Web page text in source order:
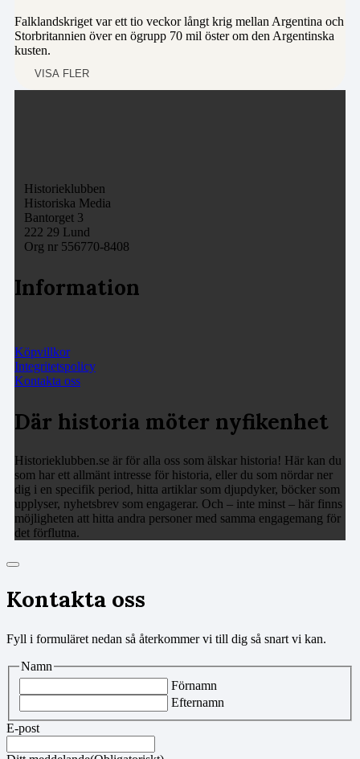
Falklandskriget var ett tio veckor långt krig mellan Argentina och
Storbritannien över en ögrupp 70 mil öster om den Argentinska
kusten.
VISA FLER
Historieklubben
Historiska Media
Bantorget 3
222 29 Lund
Org nr 556770-8408
Information
Köpvillkor
Integritetspolicy
Kontakta oss
Där historia möter nyfikenhet
Historieklubben.se är för alla oss som älskar historia! Här kan du
som har ett allmänt intresse för historia, eller du som nördar ner
dig i en specifik period, hitta artiklar som djupdyker, böcker som
upplyser, nyhetsbrev som engagerar. Och – inte minst – här finns
möjligheten att hitta andra personer med samma engagemang för
det förflutna.
Kontakta oss
Fyll i formuläret nedan så återkommer vi till dig så snart vi kan.
Namn
Förnamn
Efternamn
E-post